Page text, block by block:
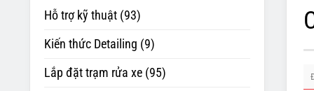
Hỗ trợ kỹ thuật (93)
Kiến thức Detailing (9)
Lắp đặt trạm rửa xe (95)